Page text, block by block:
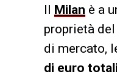
Il Milan è a
proprietà del
di mercato,
di euro totali